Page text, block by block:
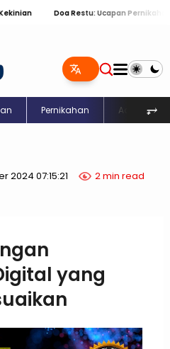
Doa Restu: Ucapan Pernikahan
Pernikahan Aqiqah⥅
2024 07:15:21 2 min read
yang